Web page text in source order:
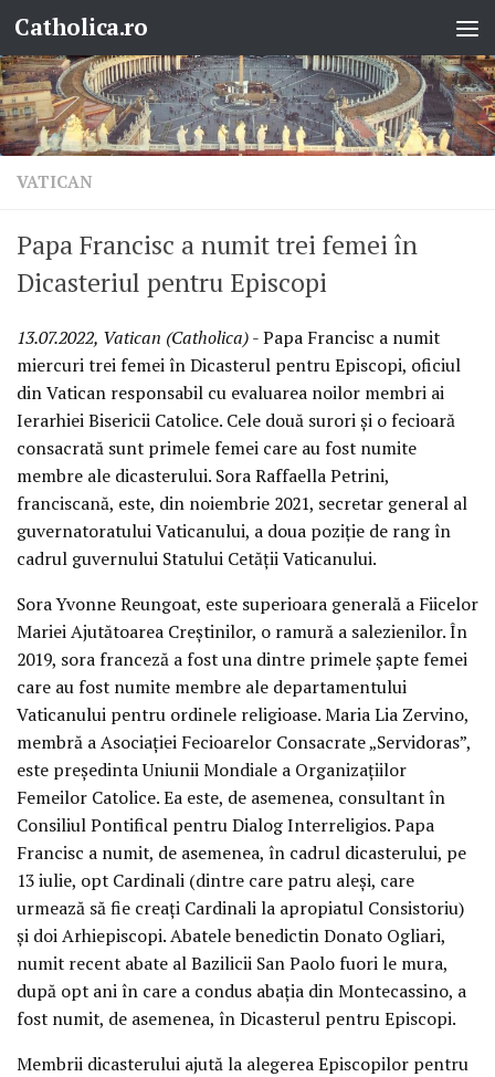
Skip to content
Catholica.ro
VATICAN
Papa Francisc a numit trei femei în
Dicasteriul pentru Episcopi
13.07.2022, Vatican (Catholica)- Papa Francisc a numit
miercuri trei femei în Dicasterul pentru Episcopi, oficiul
din Vatican responsabil cu evaluarea noilor membri ai
Ierarhiei Bisericii Catolice. Cele două surori și o fecioară
consacrată sunt primele femei care au fost numite
membre ale dicasterului. Sora Raffaella Petrini,
franciscană, este, din noiembrie 2021, secretar general al
guvernatoratului Vaticanului, a doua poziție de rang în
cadrul guvernului Statului Cetății Vaticanului.
Sora Yvonne Reungoat, este superioara generală a Fiicelor
Mariei Ajutătoarea Creștinilor, o ramură a salezienilor. În
2019, sora franceză a fost una dintre primele șapte femei
care au fost numite membre ale departamentului
Vaticanului pentru ordinele religioase. Maria Lia Zervino,
membră a Asociației Fecioarelor Consacrate „Servidoras”,
este președinta Uniunii Mondiale a Organizațiilor
Femeilor Catolice. Ea este, de asemenea, consultant în
Consiliul Pontifical pentru Dialog Interreligios. Papa
Francisc a numit, de asemenea, în cadrul dicasterului, pe
13 iulie, opt Cardinali (dintre care patru aleși, care
urmează să fie creați Cardinali la apropiatul Consistoriu)
și doi Arhiepiscopi. Abatele benedictin Donato Ogliari,
numit recent abate al Bazilicii San Paolo fuori le mura,
după opt ani în care a condus abația din Montecassino, a
fost numit, de asemenea, în Dicasterul pentru Episcopi.
Membrii dicasterului ajută la alegerea Episcopilor pentru